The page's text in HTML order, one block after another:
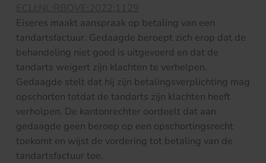
ECLI:NL:RBOVE:2022:1129
Eiseres maakt aanspraak op betaling van een
tandartsfactuur. Gedaagde beroept zich erop dat de
behandeling niet goed is uitgevoerd en dat de
tandarts weigert zijn klachten te verhelpen.
Gedaagde stelt dat hij zijn betalingsverplichting mag
opschorten totdat de tandarts zijn klachten heeft
verholpen. De kantonrechter oordeelt dat aan
gedaagde geen beroep op een opschortingsrecht
toekomt en wijst de vordering tot betaling van de
tandartsfactuur toe.